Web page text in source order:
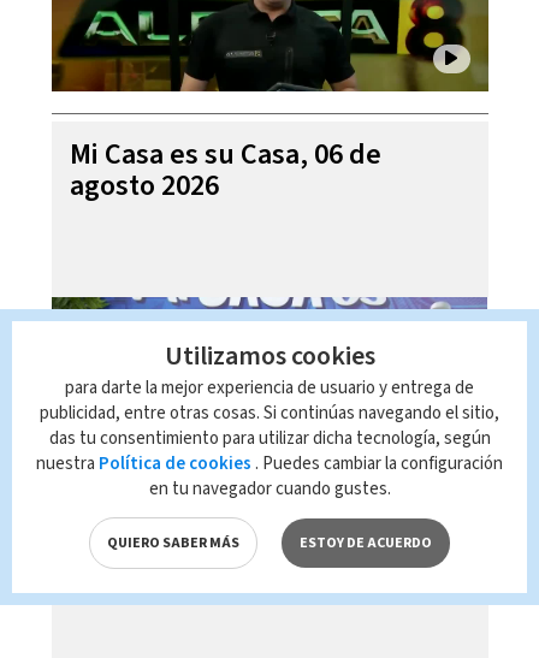
Mi Casa es su Casa, 06 de
agosto 2026
Telediario En Directo con Paula
Brenes, 06 de agosto 2026
Utilizamos cookies
para darte la mejor experiencia de usuario y entrega de
publicidad, entre otras cosas. Si continúas navegando el sitio,
das tu consentimiento para utilizar dicha tecnología, según
nuestra Política de cookies . Puedes cambiar la configuración
en tu navegador cuando gustes.
QUIERO SABER MÁS ESTOY DE ACUERDO